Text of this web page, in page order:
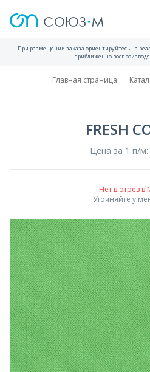
При размещении заказа ориентируйтесь на
приближенно
Главная страница
FRESH
Цена за 1 п/м:
Нет в отрез в
Уточняйте у